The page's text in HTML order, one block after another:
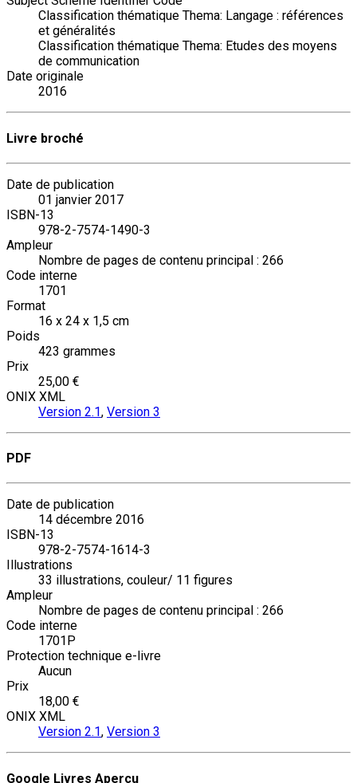
Classification thématique Thema: Langage : références
et généralités
Classification thématique Thema: Etudes des moyens
de communication
Date originale
2016
Livre broché
Date de publication
01 janvier 2017
ISBN-13
978-2-7574-1490-3
Ampleur
Nombre de pages de contenu principal : 266
Code interne
1701
Format
16 x 24 x 1,5 cm
Poids
423 grammes
Prix
25,00 €
ONIX XML
Version 2.1, Version 3
PDF
Date de publication
14 décembre 2016
ISBN-13
978-2-7574-1614-3
Illustrations
33 illustrations, couleur/ 11 figures
Ampleur
Nombre de pages de contenu principal : 266
Code interne
1701P
Protection technique e-livre
Aucun
Prix
18,00 €
ONIX XML
Version 2.1, Version 3
Google Livres Aperçu